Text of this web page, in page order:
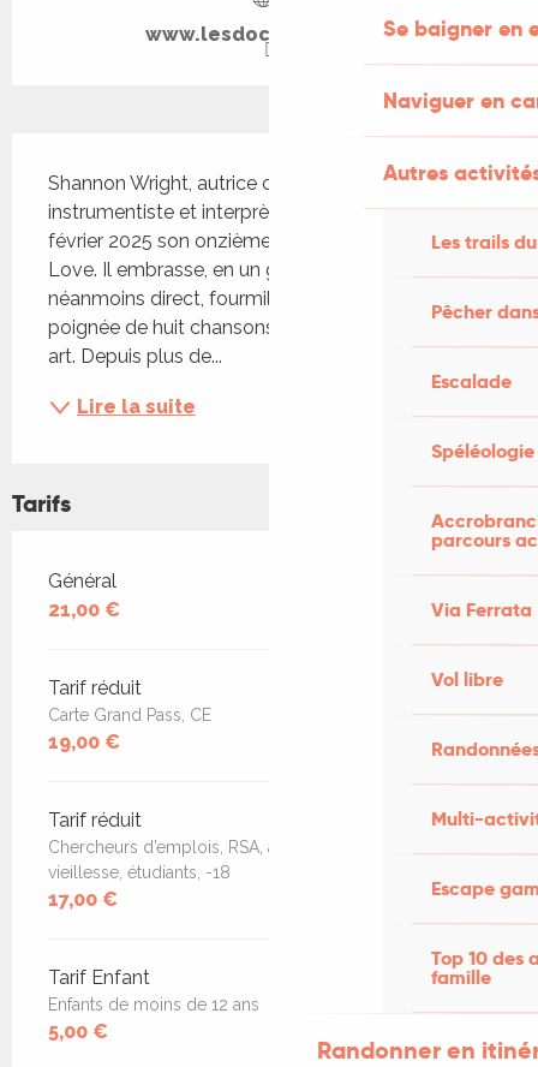
Se baigner en
Naviguer en
Autres
Les trails
Pêcher
Escalade
Spéléologie
parcours
Via Ferrata
Vol libre
Multi-
Escape
Top 10 des
famille
Randonner en
www.lesdocks-cahors.fr
Shannon Wright, autrice compositrice, multi
instrumentiste et interprète américaine, livre ce 7
février 2025 son onzième album, Reservoir of
Love. Il embrasse, en un geste ample et
néanmoins direct, fourmillant et retenu en la
poignée de huit chansons éclairs, l’essence de son
art. Depuis plus de...
Lire la suite
Tarifs
Tarifs 2026
Général
21,00 €
Tarif réduit
Carte Grand Pass, CE
19,00 €
Tarif réduit
Chercheurs d’emplois, RSA, allocataire AAH, minimum
vieillesse, étudiants, -18
17,00 €
Tarif Enfant
Enfants de moins de 12 ans
5,00 €